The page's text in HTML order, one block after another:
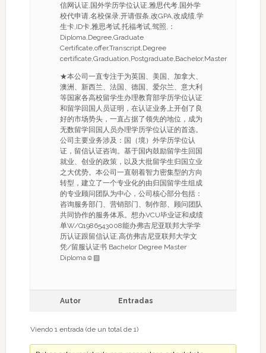
信网认证,国外学历学位认证,雅思代考,国外学
校代申请,名校保录,开请假条,改GPA,改成绩,学
生卡,ID卡,雅思考试,托福考试,驾照,：
Diploma,Degree,Graduate
Certificate,offer,Transcript,Degree
certificate,Graduation,Postgraduate,Bachelor,Master
★本公司一直专注于为英国、美国、加拿大、
澳洲、新西兰、法国、德国、爱尔兰、意大利
等国家各高校留学生办理教育部学历学位认证
和留学回国人员证明，在认证业务上开创了良
好的市场势头，一直占据了领先的地位，成为
无数留学回国人员办理学历学位认证的首选。
公司主要业务涉及：国（境）外学历学位认
证，留信认证咨询。基于国内鼓励留学生回国
就业、创业的政策，以及大批留学生归国立业
之大优势。本公司一直朝着智力密集型的方向
转型，建立了一个专业化的由归国留学生组成
的专业顾问团队为中心，公司核心部分包括：
咨询服务部门、营销部门、制作部、顾问团队
共同协作的服务体系。想办VCU毕业证和成绩
单W/Q1986543008能办弗吉尼亚联邦大学学
历认证跟留信认证,高仿弗吉尼亚联邦大学文
凭/留服认证书 Bachelor Degree Master
Diploma☺▨
Autor Entradas
Viendo 1 entrada (de un total de 1)